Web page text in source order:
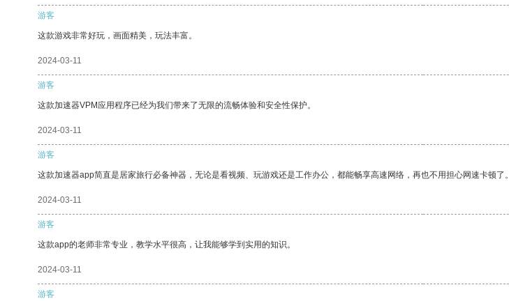
游客
这款游戏非常好玩，画面精美，玩法丰富。
2024-03-11
游客
这款加速器VPM应用程序已经为我们带来了无限的流畅体验和安全性保护。
2024-03-11
游客
这款加速器app简直是居家旅行必备神器，无论是看视频、玩游戏还是工作办公，都能畅享高速网络，再也不用担心网速卡顿了。
2024-03-11
游客
这款app的老师非常专业，教学水平很高，让我能够学到实用的知识。
2024-03-11
游客